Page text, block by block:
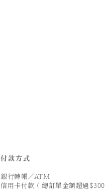
付款方式
銀行轉帳／ATM
信用卡付款 ( 總訂單金額超過